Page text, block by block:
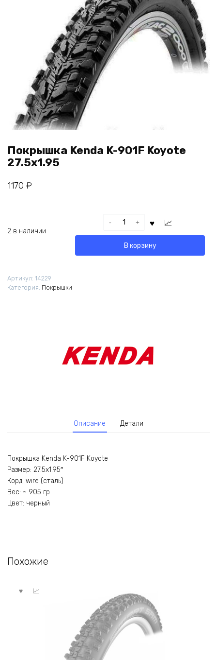
Покрышка Kenda K-901F Koyote
27.5х1.95
1170 ₽
2 в наличии
Количество
товара
В корзину
Артикул: 14229
Категория: Покрышки
Описание Детали
Покрышка Kenda K-901F Koyote
Размер: 27.5х1.95″
Корд: wire (сталь)
Вес: ~ 905 гр
Цвет: черный
Похожие